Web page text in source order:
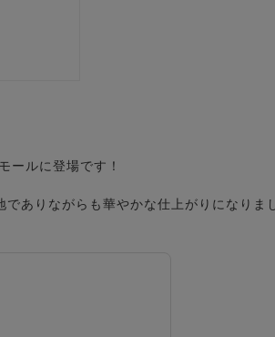
ールに登場です！
ありながらも華やかな仕上がりになりま